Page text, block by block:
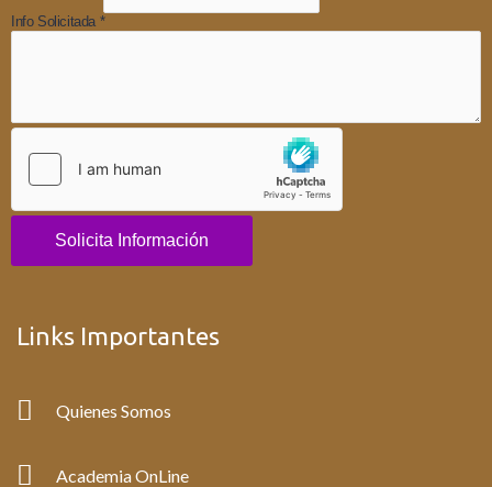
Info Solicitada *
Solicita Información
Links Importantes
Quienes Somos
Academia OnLine